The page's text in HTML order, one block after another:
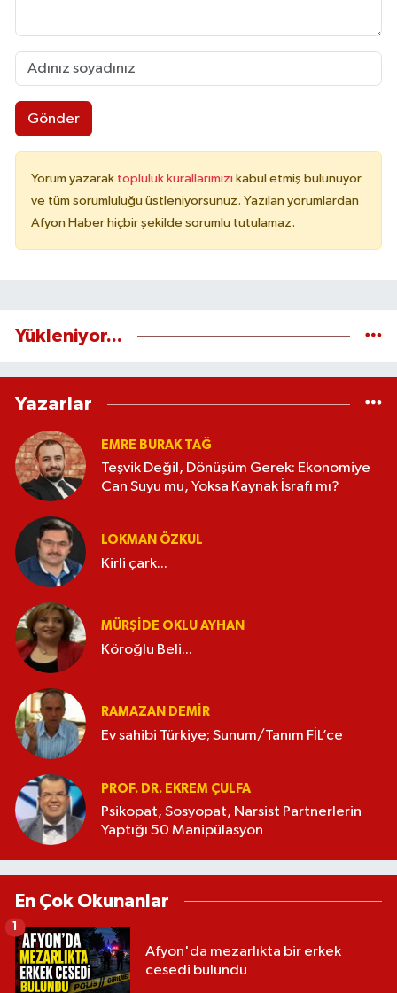
Gönder
Yorum yazarak topluluk kurallarımızı kabul etmiş bulunuyor
ve tüm sorumluluğu üstleniyorsunuz. Yazılan yorumlardan
Afyon Haber hiçbir şekilde sorumlu tutulamaz.
Yükleniyor...
Yazarlar
EMRE BURAK TAĞ
Teşvik Değil, Dönüşüm Gerek: Ekonomiye
Can Suyu mu, Yoksa Kaynak İsrafı mı?
LOKMAN ÖZKUL
Kirli çark...
MÜRŞIDE OKLU AYHAN
Köroğlu Beli...
RAMAZAN DEMİR
Ev sahibi Türkiye; Sunum/Tanım FİL’ce
PROF. DR. EKREM ÇULFA
Psikopat, Sosyopat, Narsist Partnerlerin
Yaptığı 50 Manipülasyon
En Çok Okunanlar
Afyon'da mezarlıkta bir erkek
cesedi bulundu
1